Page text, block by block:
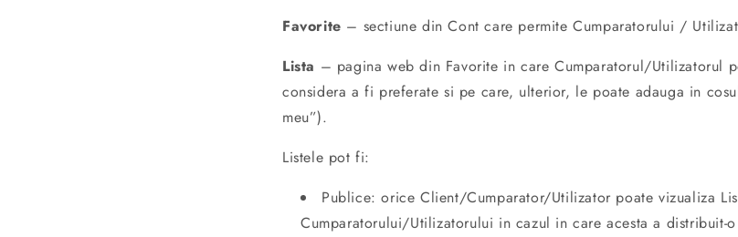
Favorite – sectiune din Cont care permite Cumparatorului /
Lista – pagina web din Favorite in care Cumparatorul/Utilizatorul
considera a fi preferate si pe care, ulterior, le poate adauga in
meu”).
Listele pot fi:
Publice: orice Client/Cumparator/Utilizator poate vizualiza
Cumparatorului/Utilizatorului in cazul in care acesta a distribuit-